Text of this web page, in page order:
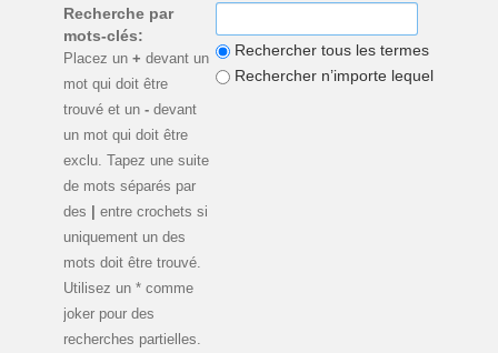
Recherche par
mots-clés:
Placez un + devant un
mot qui doit être
trouvé et un -devant
un mot qui doit être
exclu. Tapez une suite
de mots séparés par
des
entre crochets si
uniquement un des
mots doit être trouvé.
Utilisez un * comme
joker pour des
recherches partielles.
Rechercher tous les termes
Rechercher n’importe lequel de ces